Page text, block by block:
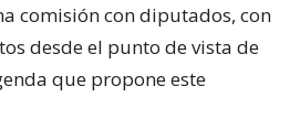
comisión con diputados, con
desde el punto de vista de
que propone este